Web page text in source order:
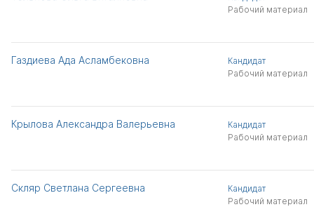
Рабочий материал
Газдиева Ада Асламбековна
Кандидат
Рабочий материал
Крылова Александра Валерьевна
Кандидат
Рабочий материал
Скляр Светлана Сергеевна
Кандидат
Рабочий материал